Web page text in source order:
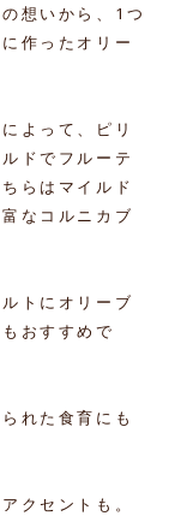
想いから、1つ
作ったオリー
よって、ピリ
ドでフルーテ
らはマイルド
なコルニカブ
トにオリーブ
おすすめで
れた食育にも
クセントも。